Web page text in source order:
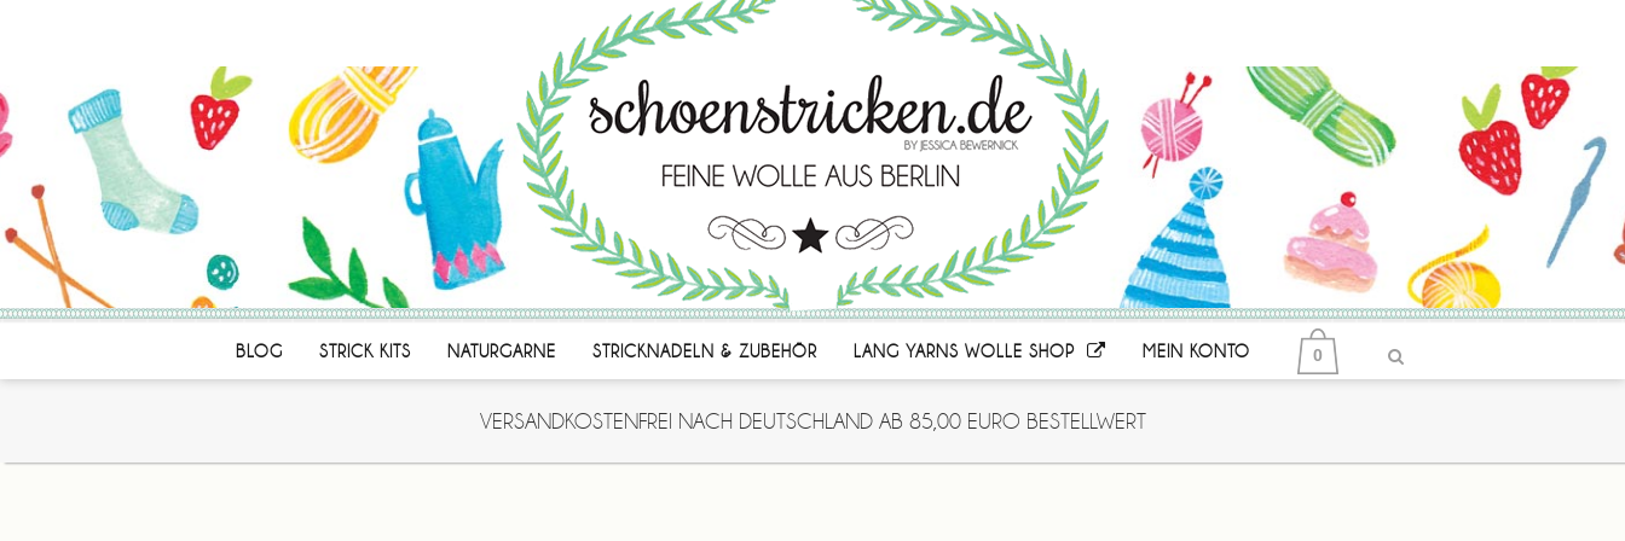
BLOG STRICK KITS NATURGARNE STRICKNADELN & ZUBEHÖR LANG YARNS WOLLE SHOP MEIN KONTO 0
VERSANDKOSTENFREI NACH DEUTSCHLAND AB 85,00 EURO BESTELLWERT